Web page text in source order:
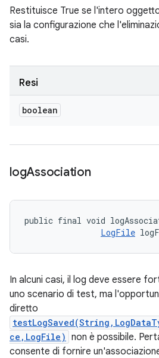
Restituisce True se l'intero
sia la configurazione che
casi.
Resi
boolean
logAssociation
public final void
LogFile
In alcuni casi, il log deve essere
uno scenario di test, ma
diretto
ce,LogFile) non è possibile.
consente di fornire